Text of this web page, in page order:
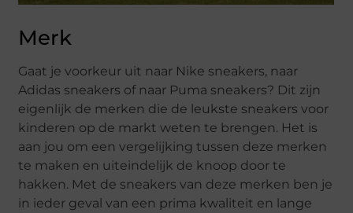
Merk
Gaat je voorkeur uit naar Nike sneakers, naar
Adidas sneakers of naar Puma sneakers? Dit zijn
eigenlijk de merken die de leukste sneakers voor
kinderen op de markt weten te brengen. Het is
aan jou om een vergelijking tussen deze merken
te maken en uiteindelijk de knoop door te
hakken. Met de sneakers van deze merken ben je
in ieder geval van een prima kwaliteit en lange